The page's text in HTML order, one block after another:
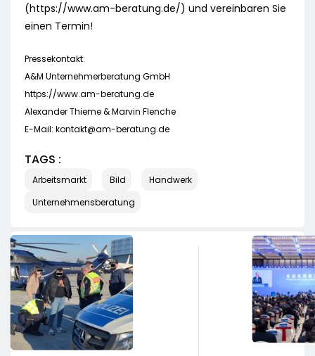
(https://www.am-beratung.de/) und vereinbaren Sie
einen Termin!
Pressekontakt:
A&M Unternehmerberatung GmbH
https://www.am-beratung.de
Alexander Thieme & Marvin Flenche
E-Mail: kontakt@am-beratung.de
TAGS :
Arbeitsmarkt Bild
Handwerk
Unternehmensberatung